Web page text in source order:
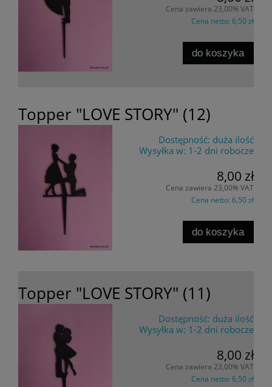
Cena zawiera 23,00% VAT
Cena netto: 6,50 zł
do koszyka
Topper "LOVE STORY" (12)
Dostępność: duża ilość
Wysyłka w: 1-2 dni robocze
8,00 zł
Cena zawiera 23,00% VAT
Cena netto: 6,50 zł
do koszyka
Topper "LOVE STORY" (11)
Dostępność: duża ilość
Wysyłka w: 1-2 dni robocze
8,00 zł
Cena zawiera 23,00% VAT
Cena netto: 6,50 zł